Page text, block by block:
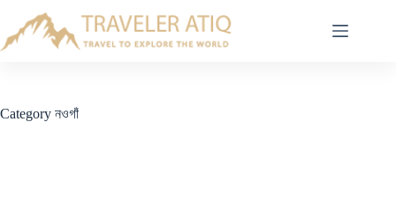
content
Category নওগাঁ